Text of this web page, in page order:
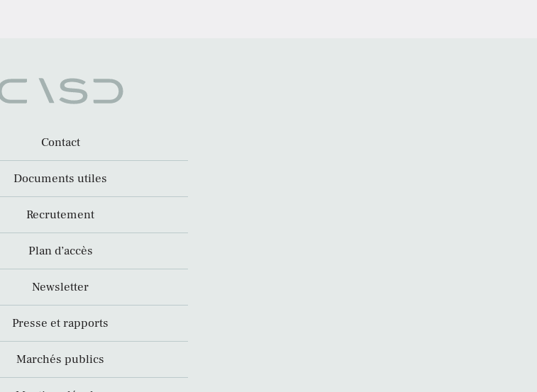
Contact
Documents utiles
Recrutement
Plan d’accès
Newsletter
Presse et rapports
Marchés publics